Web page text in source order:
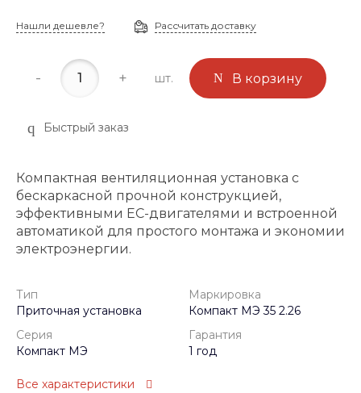
Нашли дешевле? Рассчитать доставку
- + шт. В корзину
Быстрый заказ
Компактная вентиляционная установка с
бескаркасной прочной конструкцией,
эффективными ЕС-двигателями и встроенной
автоматикой для простого монтажа и экономии
электроэнергии.
Тип
Приточная установка
Маркировка
Компакт МЭ 35 2.26
Серия
Компакт МЭ
Гарантия
1 год
Все характеристики